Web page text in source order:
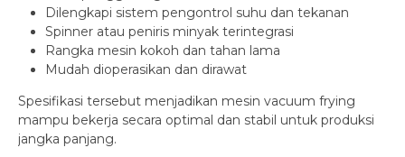
Dilengkapi sistem pengontrol suhu dan tekanan
Spinner atau peniris minyak terintegrasi
Rangka mesin kokoh dan tahan lama
Mudah dioperasikan dan dirawat
Spesifikasi tersebut menjadikan mesin vacuum frying
mampu bekerja secara optimal dan stabil untuk produksi
jangka panjang.